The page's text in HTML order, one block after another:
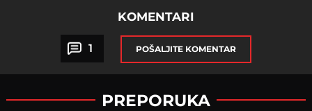
KOMENTARI
1 POŠALJITE KOMENTAR
PREPORUKA